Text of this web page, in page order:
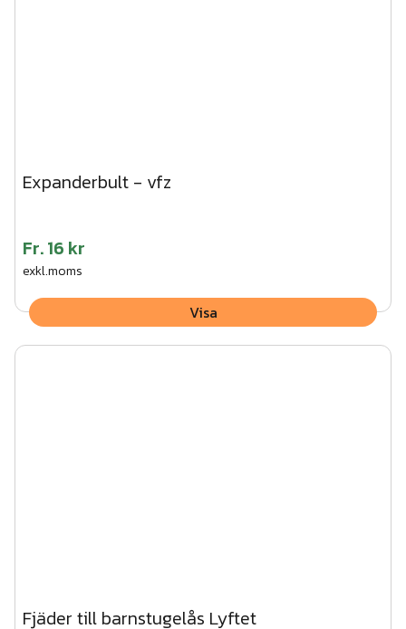
Expanderbult - vfz
Fr.16 kr
exkl.moms
Visa
Fjäder till barnstugelås Lyftet